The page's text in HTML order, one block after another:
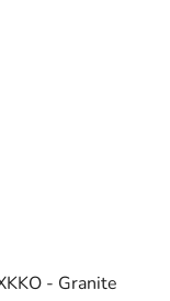
- Granite